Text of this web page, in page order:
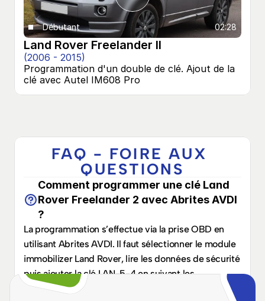
02:28
Débutant
Land Rover Freelander II
(2006 - 2015)
Programmation d'un double de clé. Ajout de la
clé avec Autel IM608 Pro
FAQ - FOIRE AUX
QUESTIONS
Comment programmer une clé Land
Rover Freelander 2 avec Abrites AVDI
?
La programmation s’effectue via la prise OBD en
utilisant Abrites AVDI. Il faut sélectionner le module
immobilizer Land Rover, lire les données de sécurité
puis ajouter la clé LAN-5-4 en suivant les
instructions affichées.